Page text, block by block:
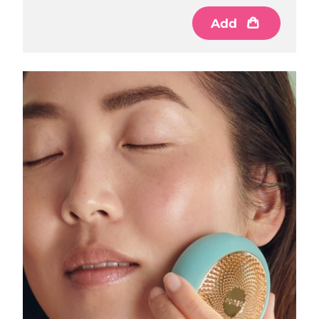
Add
Entrega prevista 09/08/2026
Entrega prevista12/08/2026
Entrega prevista 09/08/2026
México Entrega prevista13/08/2026
Entrega prevista10/08/2026
Países Baixos Entrega prevista 09/08/2026
Nova Zelândia Entrega prevista09/08/2026
Noruega Entrega prevista 09/08/2026